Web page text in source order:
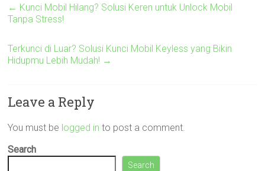
← Kunci Mobil Hilang? Solusi Keren untuk Unlock Mobil
Tanpa Stress!
Terkunci di Luar? Solusi Kunci Mobil Keyless yang Bikin
Hidupmu Lebih Mudah! →
Leave a Reply
You must be logged in to post a comment.
Search
Search